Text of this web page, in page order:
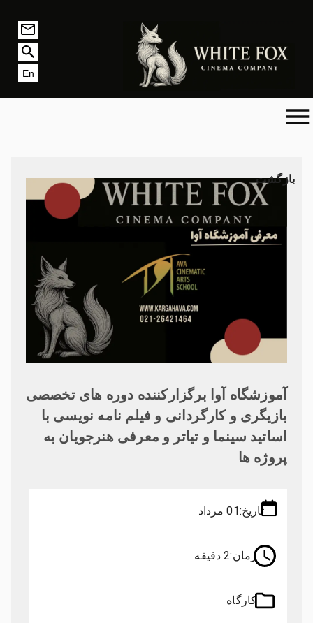
En
بازگشت
آموزشگاه آوا برگزارکننده دوره های تخصصی
بازیگری و کارگردانی و فیلم نامه نویسی با
اساتید سینما و تیاتر و معرفی هنرجویان به
پروژه ها
تاریخ:01 مرداد
زمان:2 دقیقه
کارگاه